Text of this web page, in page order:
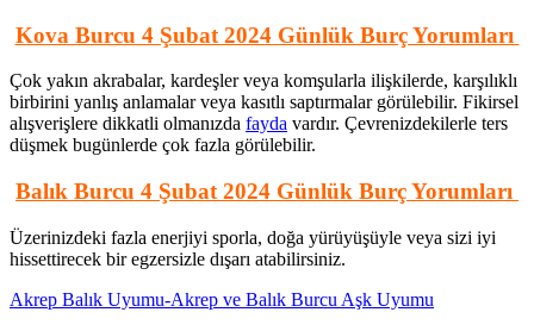
Kova Burcu 4 Şubat 2024 Günlük Burç Yorumları
Çok yakın akrabalar, kardeşler veya komşularla ilişkilerde, karşılıklı
birbirini yanlış anlamalar veya kasıtlı saptırmalar görülebilir. Fikirsel
alışverişlere dikkatli olmanızda fayda vardır. Çevrenizdekilerle ters
düşmek bugünlerde çok fazla görülebilir.
Balık Burcu 4 Şubat 2024 Günlük Burç Yorumları
Üzerinizdeki fazla enerjiyi sporla, doğa yürüyüşüyle veya sizi iyi
hissettirecek bir egzersizle dışarı atabilirsiniz.
Akrep Balık Uyumu-Akrep ve Balık Burcu Aşk Uyumu